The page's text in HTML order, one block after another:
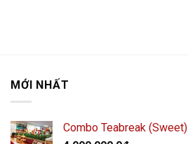
MỚI NHẤT
Combo Teabreak (Sweet)